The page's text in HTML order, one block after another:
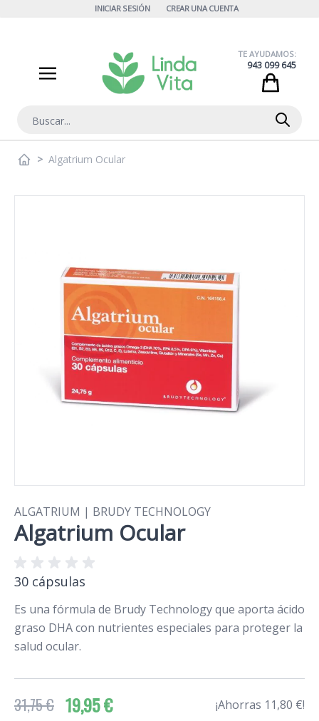
INICIAR SESIÓN CREAR UNA CUENTA
Buscar
TE AYUDAMOS:
943 099 645
> Algatrium Ocular
ALGATRIUM | BRUDY TECHNOLOGY
Algatrium Ocular
30 cápsulas
Es una fórmula de Brudy Technology que aporta ácido
graso DHA con nutrientes especiales para proteger la
salud ocular.
31,75 € 19,95 € ¡Ahorras 11,80 €!